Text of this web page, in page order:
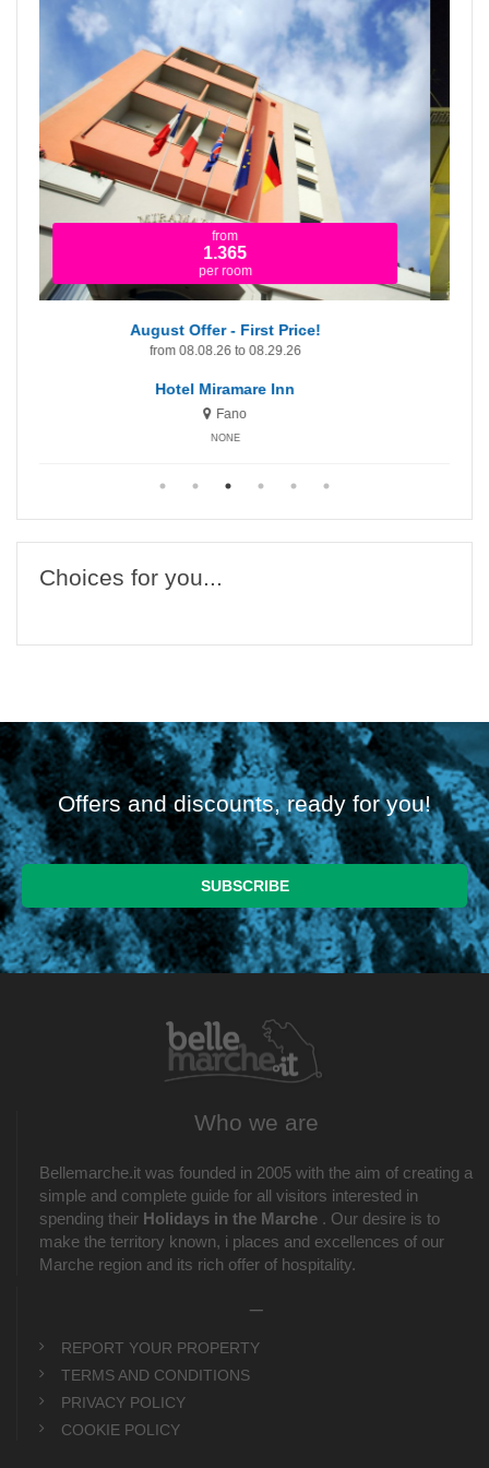
from
1.365
per room
August Offer - First Price!
from 08.08.26 to 08.29.26
Hotel Miramare Inn
Fano
NONE
Choices for you...
Offers and discounts, ready for you!
Who we are
Bellemarche.it was founded in 2005 with the aim of creating a
simple and complete guide for all visitors interested in
spending their Holidays in the Marche . Our desire is to
make the territory known, i places and excellences of our
Marche region and its rich offer of hospitality.
REPORT YOUR PROPERTY
TERMS AND CONDITIONS
PRIVACY POLICY
COOKIE POLICY